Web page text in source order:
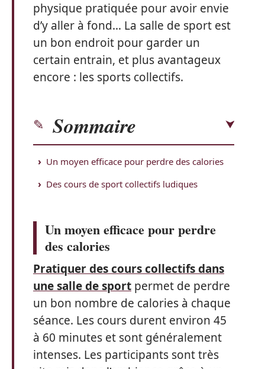
physique pratiquée pour avoir envie
d’y aller à fond… La salle de sport est
un bon endroit pour garder un
certain entrain, et plus avantageux
encore : les sports collectifs.
Sommaire
Un moyen efficace pour perdre des calories
Des cours de sport collectifs ludiques
Un moyen efficace pour perdre
des calories
Pratiquer des cours collectifs dans
une salle de sport permet de perdre
un bon nombre de calories à chaque
séance. Les cours durent environ 45
à 60 minutes et sont généralement
intenses. Les participants sont très